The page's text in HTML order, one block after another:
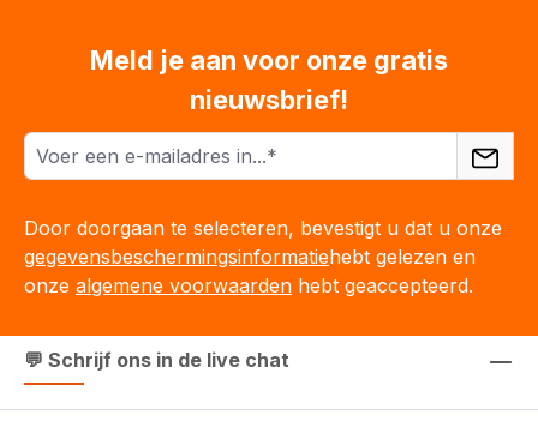
Meld je aan voor onze gratis
nieuwsbrief!
Door doorgaan te selecteren, bevestigt u dat u onze
gegevensbeschermingsinformatiehebt gelezen en
onze algemene voorwaarden hebt geaccepteerd.
💬 Schrijf ons in de live chat